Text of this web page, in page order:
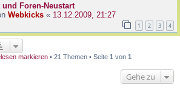
und Foren-Neustart
Webkicks « 13.12.2009, 21:27
1 2 3 4
markieren • 21 Themen • Seite 1 von 1
Gehe zu